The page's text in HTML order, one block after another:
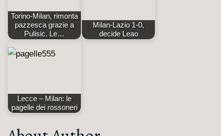
Torino-Milan, rimonta
pazzesca grazie a
Pulisic. Le…
Milan-Lazio 1-0,
decide Leao
Lecce – Milan: le
pagelle dei rossoneri